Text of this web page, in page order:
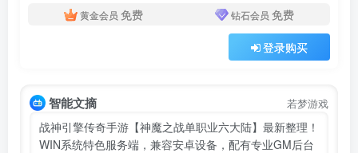
黄金会员 免费 钻石会员 免费
登录购买
智能文摘 若梦游戏
战神引擎传奇手游【神魔之战单职业六大陆】最新整理！
WIN系统特色服务端，兼容安卓设备，配有专业GM后台